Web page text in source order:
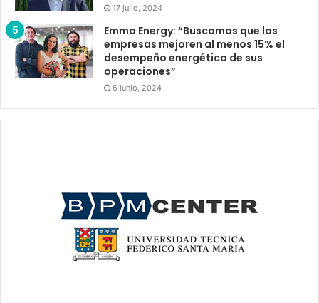
17 julio, 2024
Emma Energy: “Buscamos que las
empresas mejoren al menos 15% el
desempeño energético de sus
operaciones”
6 junio, 2024